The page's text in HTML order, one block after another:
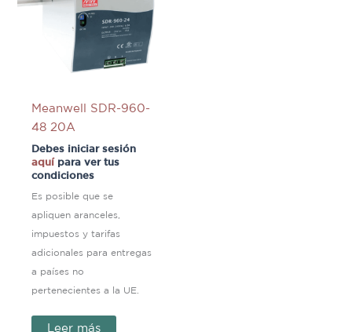
Meanwell SDR-960-
48 20A
Debes iniciar sesión
aquípara ver tus
condiciones
Es posible que se
apliquen aranceles,
impuestos y tarifas
adicionales para entregas
a países no
pertenecientes a la UE.
Leer más